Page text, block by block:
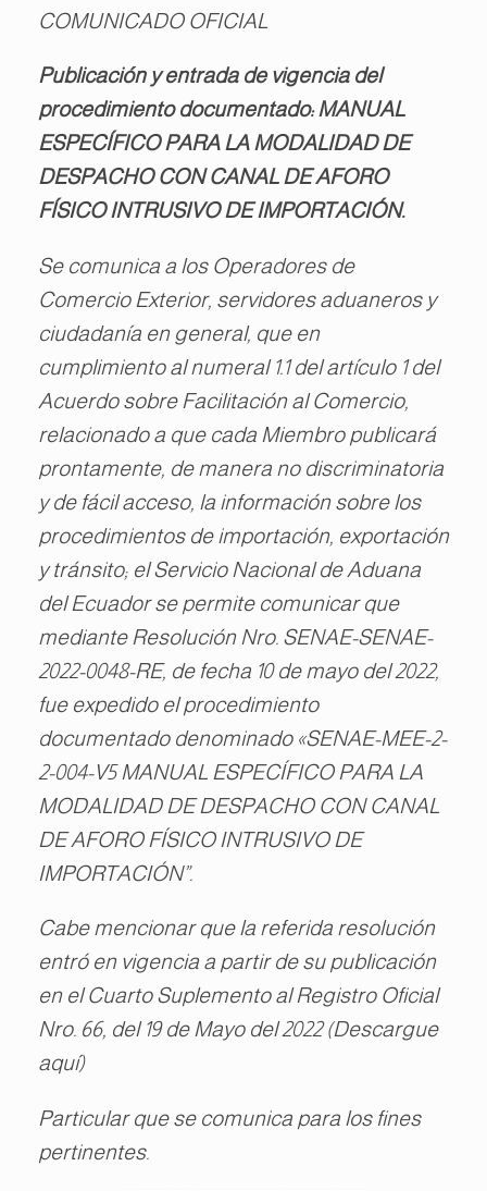
COMUNICADO OFICIAL
Publicación y entrada de vigencia del
procedimiento documentado: MANUAL
ESPECÍFICO PARA LA MODALIDAD DE
DESPACHO CON CANAL DE AFORO
FÍSICO INTRUSIVO DE IMPORTACIÓN.
Se comunica a los Operadores de
Comercio Exterior, servidores aduaneros y
ciudadanía en general, que en
cumplimiento al numeral 1.1 del artículo 1 del
Acuerdo sobre Facilitación al Comercio,
relacionado a que cada Miembro publicará
prontamente, de manera no discriminatoria
y de fácil acceso, la información sobre los
procedimientos de importación, exportación
y tránsito; el Servicio Nacional de Aduana
del Ecuador se permite comunicar que
mediante Resolución Nro. SENAE-SENAE-
2022-0048-RE, de fecha 10 de mayo del 2022,
fue expedido el procedimiento
documentado denominado «SENAE-MEE-2-
2-004-V5 MANUAL ESPECÍFICO PARA LA
MODALIDAD DE DESPACHO CON CANAL
DE AFORO FÍSICO INTRUSIVO DE
IMPORTACIÓN”.
Cabe mencionar que la referida resolución
entró en vigencia a partir de su publicación
en el Cuarto Suplemento al Registro Oficial
Nro. 66, del 19 de Mayo del 2022 (Descargue
aquí)
Particular que se comunica para los fines
pertinentes.